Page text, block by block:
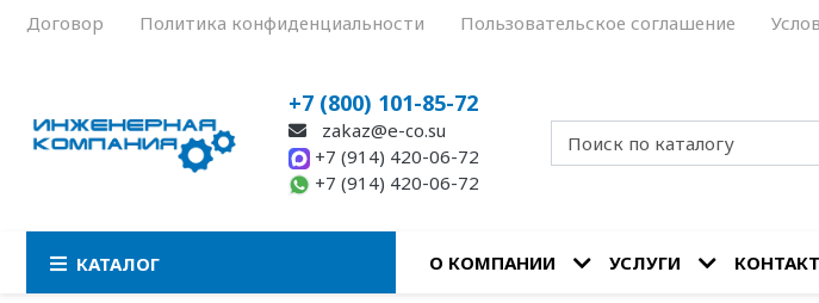
Договор Политика конфиденциальности Пользовательское соглашение
+7 (800) 101-85-72
zakaz@e-co.su
+7 (914) 420-06-72
+7 (914) 420-06-72
КАТАЛОГ О КОМПАНИИ УСЛУГИ